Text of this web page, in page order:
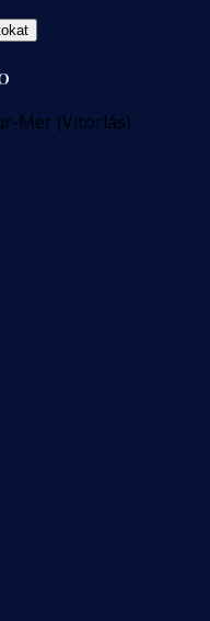
Mer (Vitorlás)